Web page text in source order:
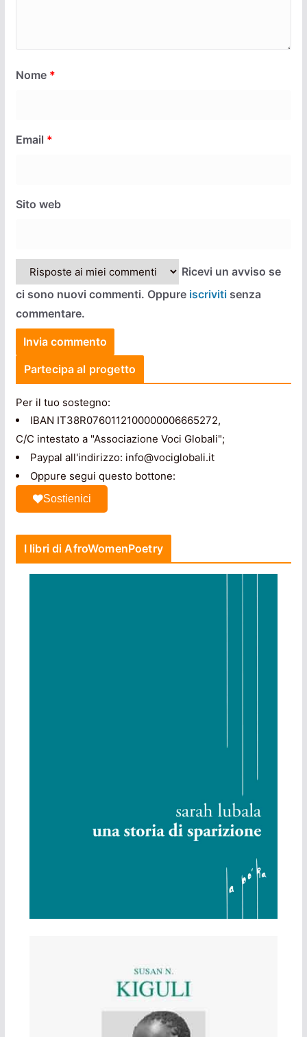
Nome *
Email *
Sito web
Ricevi un avviso se
ci sono nuovi commenti. Oppure iscrivitisenza
commentare.
Partecipa al progetto
Per il tuo sostegno:
IBAN IT38R0760112100000006665272,
C/C intestato a "Associazione Voci Globali";
Paypal all'indirizzo: info@vociglobali.it
Oppure segui questo bottone:
Sostienici
I libri di AfroWomenPoetry